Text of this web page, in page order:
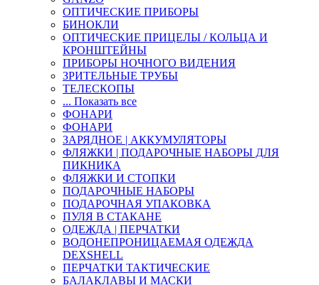
ОПТИЧЕСКИЕ ПРИБОРЫ
БИНОКЛИ
ОПТИЧЕСКИЕ ПРИЦЕЛЫ / КОЛЬЦА И
КРОНШТЕЙНЫ
ПРИБОРЫ НОЧНОГО ВИДЕНИЯ
ЗРИТЕЛЬНЫЕ ТРУБЫ
ТЕЛЕСКОПЫ
... Показать все
ФОНАРИ
ФОНАРИ
ЗАРЯДНОЕ | АККУМУЛЯТОРЫ
ФЛЯЖКИ | ПОДАРОЧНЫЕ НАБОРЫ ДЛЯ
ПИКНИКА
ФЛЯЖКИ И СТОПКИ
ПОДАРОЧНЫЕ НАБОРЫ
ПОДАРОЧНАЯ УПАКОВКА
ПУЛЯ В СТАКАНЕ
ОДЕЖДА | ПЕРЧАТКИ
ВОДОНЕПРОНИЦАЕМАЯ ОДЕЖДА
DEXSHELL
ПЕРЧАТКИ ТАКТИЧЕСКИЕ
БАЛАКЛАВЫ И МАСКИ